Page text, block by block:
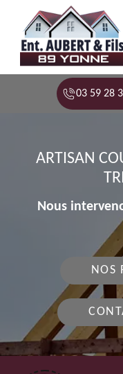
03 59 28
ARTISAN
Nous
NOS